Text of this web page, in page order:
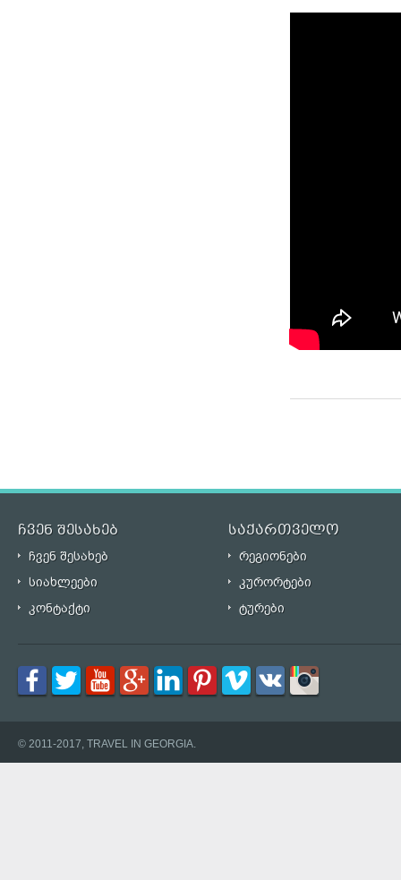
ჩვენ შესახებ საქართველო
ჩვენ შესახებ
რეგიონები
სიახლეები
კურორტები
კონტაქტი
ტურები
© 2011-2017, TRAVEL IN GEORGIA.